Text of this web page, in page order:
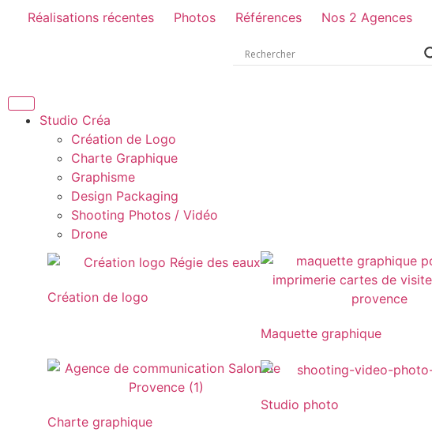
Réalisations récentes Photos Références Nos 2 Agences
Studio Créa
Création de Logo
Charte Graphique
Graphisme
Design Packaging
Shooting Photos / Vidéo
Drone
Création de logo
Maquette graphique
Charte graphique
Studio photo